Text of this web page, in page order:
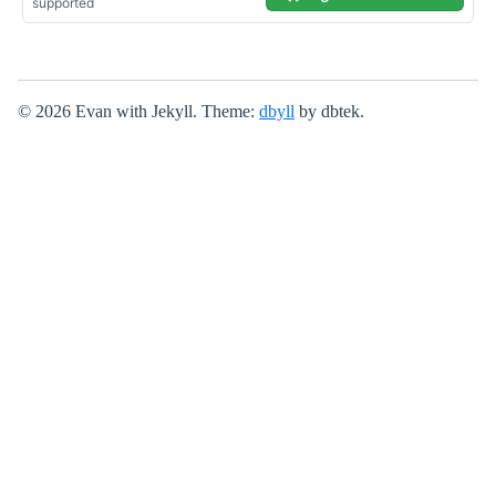
© 2026 Evan with Jekyll. Theme: dbyll by dbtek.